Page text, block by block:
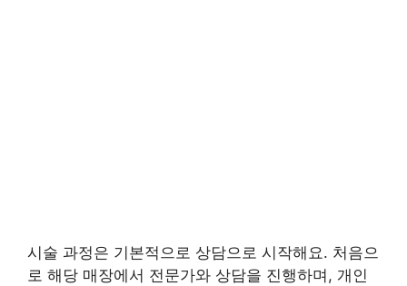
시술 과정은 기본적으로 상담으로 시작해요. 처음으
로 해당 매장에서 전문가와 상담을 진행하며, 개인